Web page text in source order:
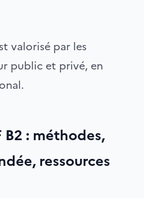
valorisé par les
public et privé, en
: méthodes,
ressources